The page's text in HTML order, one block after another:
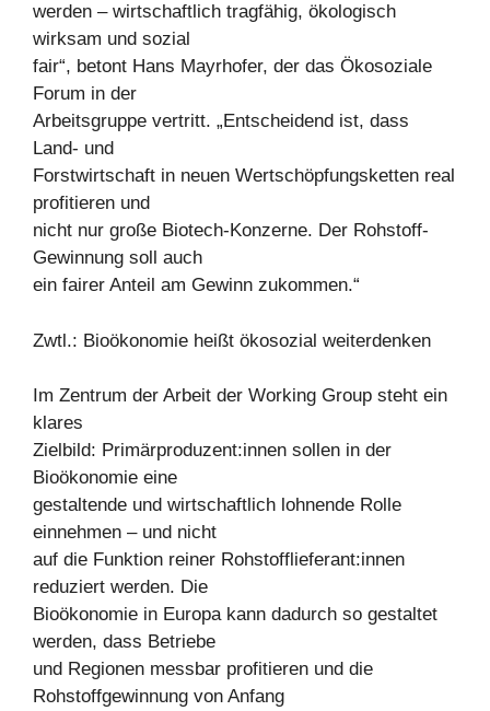
werden – wirtschaftlich tragfähig, ökologisch
wirksam und sozial
fair“, betont Hans Mayrhofer, der das Ökosoziale
Forum in der
Arbeitsgruppe vertritt. „Entscheidend ist, dass
Land- und
Forstwirtschaft in neuen Wertschöpfungsketten real
profitieren und
nicht nur große Biotech-Konzerne. Der Rohstoff-
Gewinnung soll auch
ein fairer Anteil am Gewinn zukommen.“
Zwtl.: Bioökonomie heißt ökosozial weiterdenken
Im Zentrum der Arbeit der Working Group steht ein
klares
Zielbild: Primärproduzent:innen sollen in der
Bioökonomie eine
gestaltende und wirtschaftlich lohnende Rolle
einnehmen – und nicht
auf die Funktion reiner Rohstofflieferant:innen
reduziert werden. Die
Bioökonomie in Europa kann dadurch so gestaltet
werden, dass Betriebe
und Regionen messbar profitieren und die
Rohstoffgewinnung von Anfang